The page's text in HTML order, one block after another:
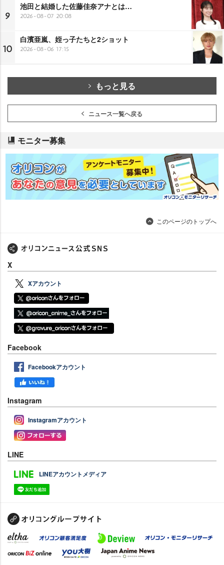
9
池田と結婚した佐藤佳奈アナとは…
2026-08-07 20:08
10
白濱亜嵐、姪っ子たちと2ショット
2026-08-06 17:15
もっと見る
ニュース一覧へ戻る
モニター募集
このページのトップへ
X
Xアカウント
Facebook
Facebookアカウント
Instagram
Instagramアカウント
LINE
LINEアカウントメディア